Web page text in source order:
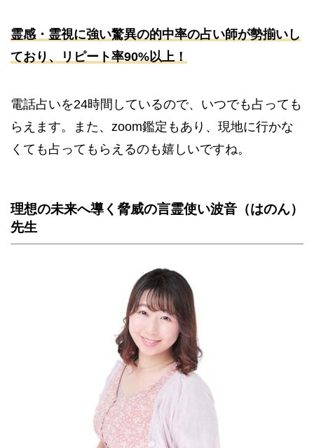
霊感・霊視に強い驚異の的中率の占い師が勢揃いし
ており、リピート率90%以上！
電話占いを24時間しているので、いつでも占っても
らえます。また、zoom鑑定もあり、現地に行かな
くても占ってもらえるのも嬉しいですね。
理想の未来へ導く脅威の言霊使い波音（はのん）
先生